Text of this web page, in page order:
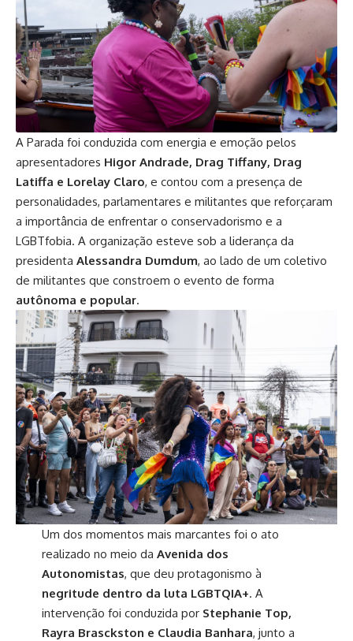
A Parada foi conduzida com energia e emoção pelos
apresentadores Higor Andrade, Drag Tiffany, Drag
Latiffa e Lorelay Claro, e contou com a presença de
personalidades, parlamentares e militantes que reforçaram
a importância de enfrentar o conservadorismo e a
LGBTfobia. A organização esteve sob a liderança da
presidenta Alessandra Dumdum, ao lado de um coletivo
de militantes que constroem o evento de forma
autônoma e popular.
Um dos momentos mais marcantes foi o ato
realizado no meio da Avenida dos
Autonomistas, que deu protagonismo à
negritude dentro da luta LGBTQIA+. A
intervenção foi conduzida por Stephanie Top,
Rayra Brasckston e Claudia Banhara, junto a